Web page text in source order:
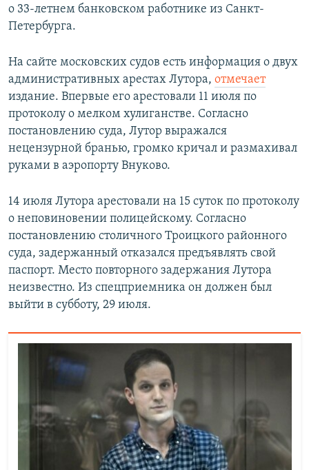
о 33-летнем банковском работнике из Санкт-
Петербурга.
На сайте московских судов есть информация о двух
административных арестах Лутора, отмечает
издание. Впервые его арестовали 11 июля по
протоколу о мелком хулиганстве. Согласно
постановлению суда, Лутор выражался
нецензурной бранью, громко кричал и размахивал
руками в аэропорту Внуково.
14 июля Лутора арестовали на 15 суток по протоколу
о неповиновении полицейскому. Согласно
постановлению столичного Троицкого районного
суда, задержанный отказался предъявлять свой
паспорт. Место повторного задержания Лутора
неизвестно. Из спецприемника он должен был
выйти в субботу, 29 июля.